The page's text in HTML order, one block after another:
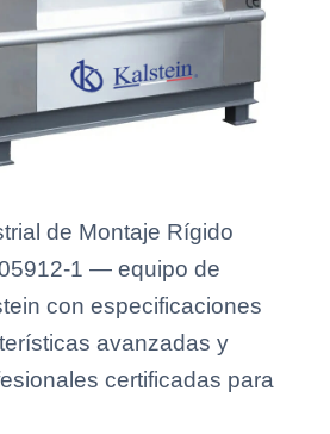
de Montaje Rígido
1 — equipo de
con especificaciones
avanzadas y
certificadas para